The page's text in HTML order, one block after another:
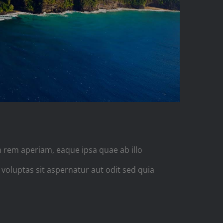
aperiam, eaque ipsa quae ab illo
sit aspernatur aut odit sed quia